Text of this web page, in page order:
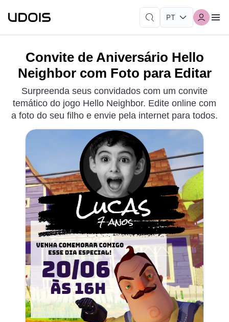
Convite de Aniversário Hello
Neighbor com Foto para Editar
Surpreenda seus convidados com um convite
temático do jogo Hello Neighbor. Edite online com
a foto do seu filho e envie pela internet para todos.